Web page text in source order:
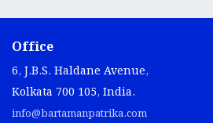
Office
6, J.B.S. Haldane Avenue,
Kolkata 700 105, India.
info@bartamanpatrika.com